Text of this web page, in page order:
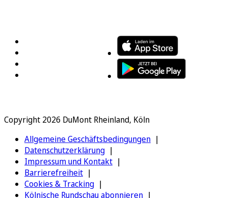
Copyright 2026 DuMont Rheinland, Köln
Allgemeine Geschäftsbedingungen
Datenschutzerklärung
Impressum und Kontakt
Barrierefreiheit
Cookies & Tracking
Kölnische Rundschau abonnieren